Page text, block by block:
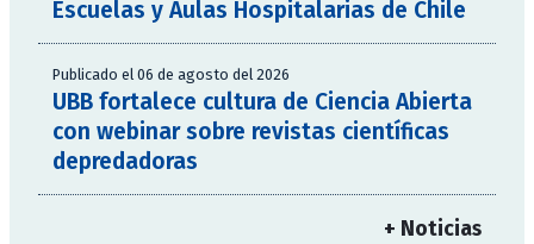
Escuelas y Aulas Hospitalarias de Chile
Publicado el 06 de agosto del 2026
UBB fortalece cultura de Ciencia Abierta
con webinar sobre revistas científicas
depredadoras
+ Noticias